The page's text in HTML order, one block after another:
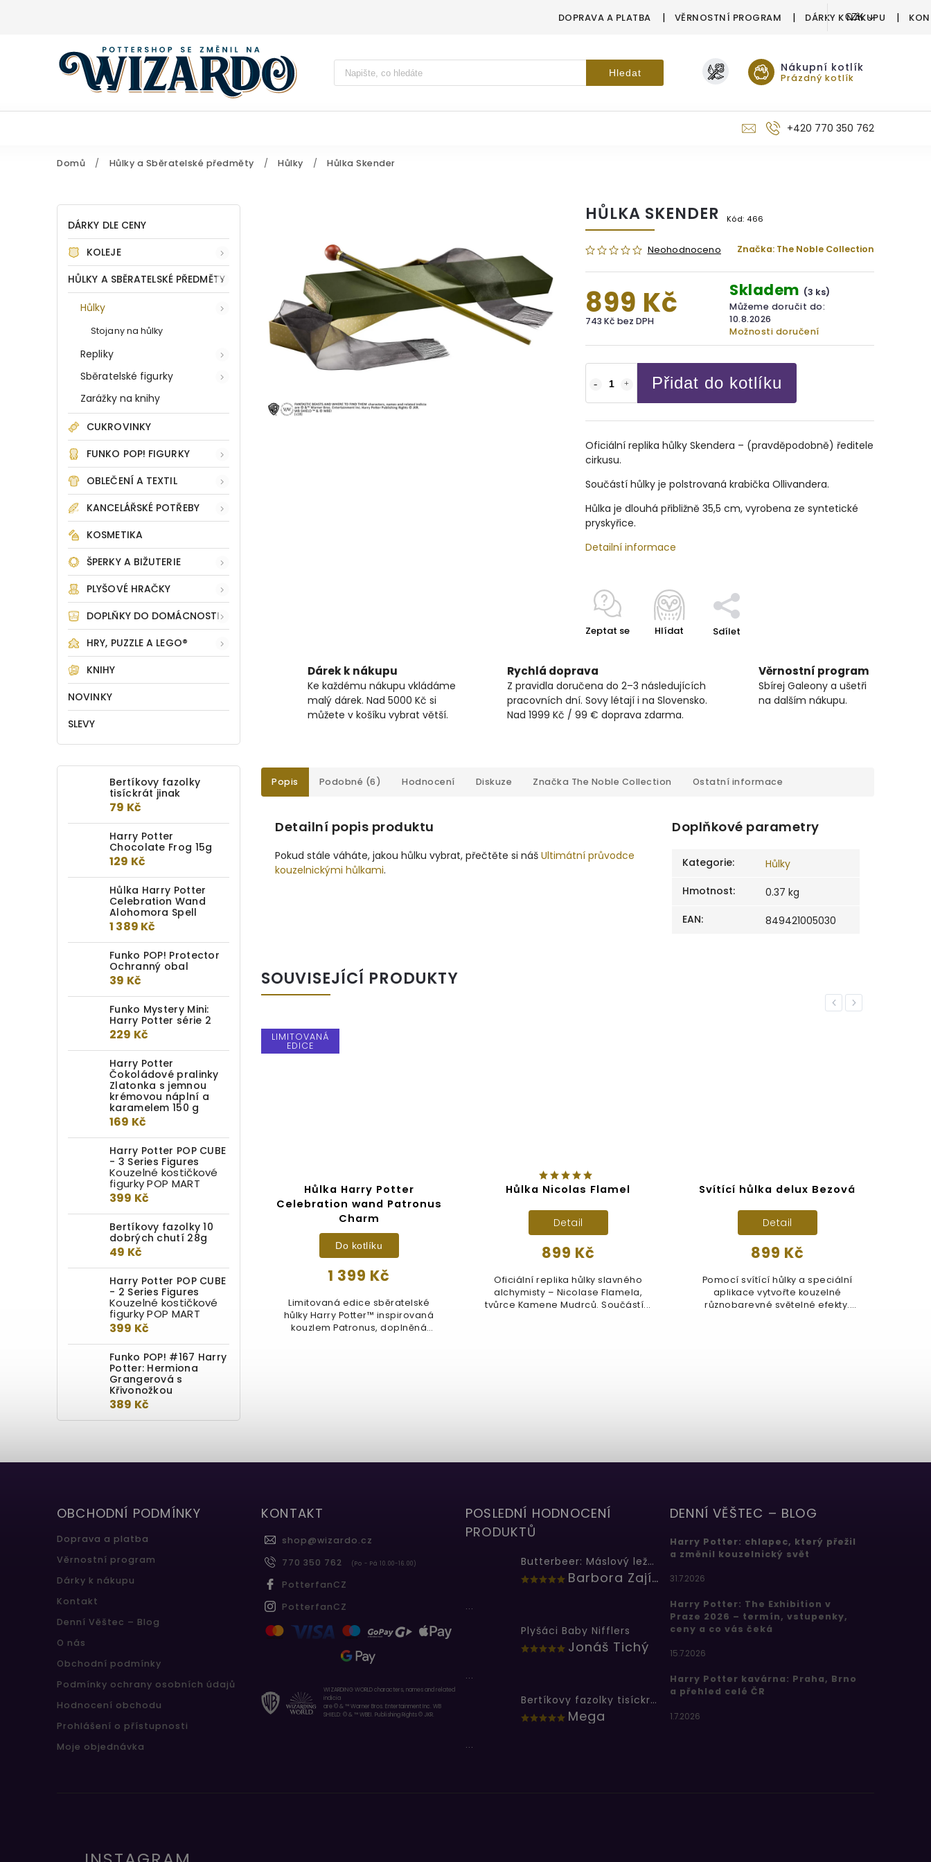
DOPRAVA A PLATBA VĚRNOSTNÍ PROGRAM DÁRKY K NÁKUPU
CZK
Vyhledávání Hledat Nákupní kotlík
Prázdný kotlík
+420 770 350 762
Domů / Hůlky a Sběratelské předměty / Hůlky / Hůlka Skender
DÁRKY DLE CENY
KOLEJE
HŮLKY A SBĚRATELSKÉ PŘEDMĚTY
Hůlky
Stojany na hůlky
Repliky
Sběratelské figurky
Zarážky na knihy
CUKROVINKY
FUNKO POP! FIGURKY
OBLEČENÍ A TEXTIL
KANCELÁŘSKÉ POTŘEBY
KOSMETIKA
ŠPERKY A BIŽUTERIE
PLYŠOVÉ HRAČKY
DOPLŇKY DO DOMÁCNOSTI
HRY, PUZZLE A LEGO®
KNIHY
NOVINKY
SLEVY
Bertíkovy fazolky
tisíckrát jinak
79 Kč
Harry Potter
Chocolate Frog 15g
129 Kč
Hůlka Harry Potter
Celebration Wand
Alohomora Spell
1 389 Kč
Funko POP! Protector
Ochranný obal
39 Kč
Funko Mystery Mini:
Harry Potter série 2
229 Kč
Harry Potter
Čokoládové pralinky
Zlatonka s jemnou
krémovou náplní a
karamelem 150 g
169 Kč
Harry Potter POP CUBE
- 3 Series Figures
Kouzelné kostičkové
figurky POP MART
399 Kč
Bertíkovy fazolky 10
dobrých chutí 28g
49 Kč
Harry Potter POP CUBE
- 2 Series Figures
Kouzelné kostičkové
figurky POP MART
399 Kč
Funko POP! #167 Harry
Potter: Hermiona
Grangerová s
Křivonožkou
389 Kč
HŮLKA SKENDER Kód: 466
Neohodnoceno Značka: The Noble Collection
899 Kč
743 Kč bez DPH
Skladem (3 ks)
Můžeme doručit do:
10.8.2026
Možnosti doručení
Přidat do kotlíku
Oficiální replika hůlky Skendera – (pravděpodobně) ředitele
cirkusu.
Součástí hůlky je polstrovaná krabička Ollivandera.
Hůlka je dlouhá přibližně 35,5 cm, vyrobena ze syntetické
pryskyřice.
Detailní informace
Zeptat se Hlídat Sdílet
Dárek k nákupu
Ke každému nákupu vkládáme
malý dárek. Nad 5000 Kč si
můžete v košíku vybrat větší.
Rychlá doprava
Z pravidla doručena do 2–3 následujících
pracovních dní. Sovy létají i na Slovensko.
Nad 1999 Kč / 99 € doprava zdarma.
Věrnostní program
Sbírej Galeony a ušetři
na dalším nákupu.
Popis Podobné (6) Hodnocení Diskuze Značka The Noble Collection Ostatní informace
Detailní popis produktu
Pokud stále váháte, jakou hůlku vybrat, přečtěte si náš Ultimátní průvodce
kouzelnickými hůlkami.
Doplňkové parametry
Kategorie:
Hůlky
Hmotnost:
0.37 kg
EAN: 849421005030
SOUVISEJÍCÍ PRODUKTY
Previous
Hůlka Pius Břichnáč –
oficiální filmová replika z
Harryho Pottera (hůlka)
849 Kč
Do kotlíku
Hůlka Piuse Břichnáče (Pius
Thicknesse), který byl ministrem
kouzel v sedmém díle filmu
LIMITOVANÁ
EDICE
Hůlka Harry Potter
Celebration wand Patronus
Charm
1 399 Kč
Do kotlíku
Limitovaná edice sběratelské
hůlky Harry Potter™ inspirovaná
kouzlem Patronus, doplněná
Hůlka Nicolas Flamel
899 Kč
Detail
Oficiální replika hůlky slavného
alchymisty – Nicolase Flamela,
tvůrce Kamene Mudrců. Součástí...
Svítící hůlka delux Bezová
899 Kč
Detail
Pomocí svítící hůlky a speciální
aplikace vytvořte kouzelné
různobarevné světelné efekty.
Next
OBCHODNÍ PODMÍNKY
Doprava a platba
Věrnostní program
Dárky k nákupu
Kontakt
Denní Věštec – Blog
O nás
Obchodní podmínky
Podmínky ochrany osobních údajů
Hodnocení obchodu
Prohlášení o přístupnosti
Moje objednávka
KONTAKT
shop@wizardo.cz
770 350 762
(Po - Pá 10.00-16.00)
PotterfanCZ
PotterfanCZ
WIZARDING WORLD characters, names and related
indicia
are © & ™ Warner Bros. Entertainment Inc. WB
SHIELD: © & ™ WBEI. Publishing Rights © JKR.
POSLEDNÍ HODNOCENÍ
PRODUKTŮ
Butterbeer: Máslový ležák
Barbora Zajícová
...
Plyšáci Baby Nifflers
Jonáš Tichý
...
Bertíkovy fazolky tisíckrát jinak
Mega
...
DENNÍ VĚŠTEC – BLOG
Harry Potter: chlapec, který přežil
a změnil kouzelnický svět
31.7.2026
Harry Potter: The Exhibition v
Praze 2026 – termín, vstupenky,
ceny a co vás čeká
15.7.2026
Harry Potter kavárna: Praha, Brno
a přehled celé ČR
1.7.2026